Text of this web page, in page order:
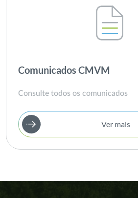
Comunicados CMVM
Consulte todos os comunicados
Ver mais